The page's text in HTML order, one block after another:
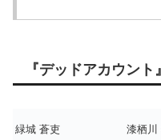
『デッドアカウン
緑城 蒼吏 漆栖川